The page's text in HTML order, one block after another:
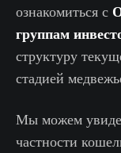
ознакомиться с
группам
структуру
стадией
Мы можем
частности